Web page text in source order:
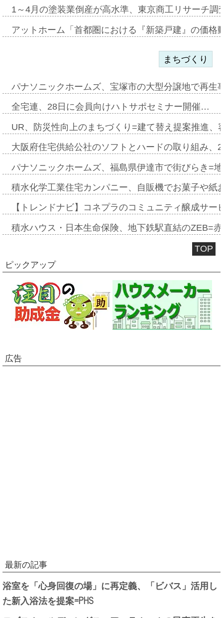
1～4月の塗装業倒産が高水準、東京商工リサーチ
アットホーム「首都圏における『新築戸建』の価
まちづくり
パナソニックホームズ、宝塚市の大型分譲地で再
全宅連、28日に会員向けハトサポセミナー開催…
UR、防災性向上のまちづくり=建て替え提案推進
大阪府住宅供給公社のソフトとハードの取り組み
パナソニックホームズ、福島県伊達市で街びらき=
積水化学工業住宅カンパニー、自販機でお菓子や
【トレンドナビ】コネプラのコミュニティ醸成サ
積水ハウス・日本生命保険、地下鉄駅直結のZEB=
TOP
ピックアップ
広告
最新の記事
浴室を「心身回復の場」に再定義、「ビバス」活用し
た新入浴法を提案=PHS